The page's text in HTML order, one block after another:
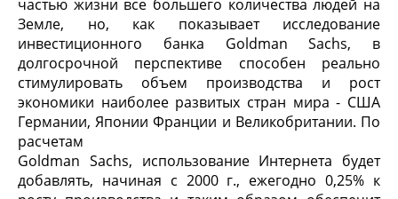
частью жизни все большего количества людей на
Земле, но, как показывает исследование
инвестиционного банка Goldman Sachs, в
долгосрочной перспективе способен реально
стимулировать объем производства и рост
экономики наиболее развитых стран мира - США
Германии, Японии Франции и Великобритании. По
расчетам
Goldman Sachs, использование Интернета будет
добавлять, начиная с 2000 г., ежегодно 0,25% к